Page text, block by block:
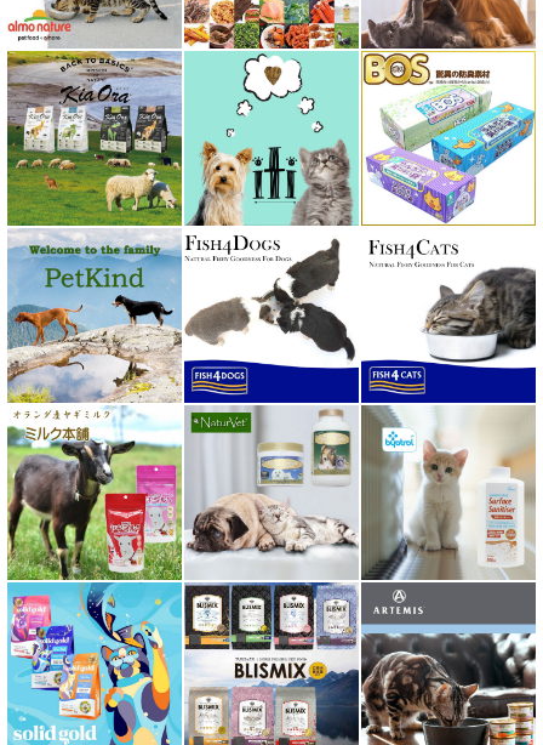
ベッツソリューション VetSolution
ベッツラボ Vets Labo
ペットカインド PetKind
ペトコト PETOKOTO
ホワイトフォックス
ボンショーズペット bonnechose pet
ママクック
ミャウ MEOW
ミャオイングヘッズ MEOWING HEADS
ミルク本舗
ムーラムーラ Moora Moora
ルイトモ RUITOMO
ロザイボトル
ロッカ ROKKA